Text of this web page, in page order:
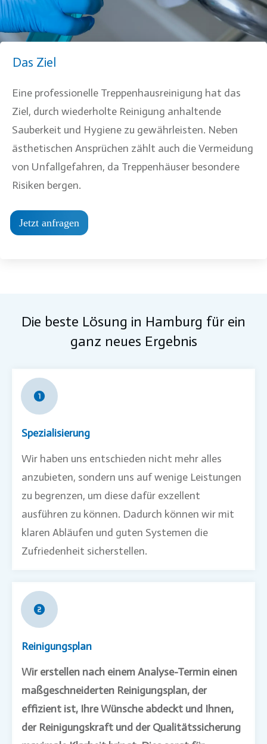
Das Ziel
Eine professionelle Treppenhausreinigung hat das
Ziel, durch wiederholte Reinigung anhaltende
Sauberkeit und Hygiene zu gewährleisten. Neben
ästhetischen Ansprüchen zählt auch die Vermeidung
von Unfallgefahren, da Treppenhäuser besondere
Risiken bergen.
Jetzt anfragen
Die beste Lösung in Hamburg für ein
ganz neues Ergebnis
Spezialisierung
Wir haben uns entschieden nicht mehr alles
anzubieten, sondern uns auf wenige Leistungen
zu begrenzen, um diese dafür exzellent
ausführen zu können. Dadurch können wir mit
klaren Abläufen und guten Systemen die
Zufriedenheit sicherstellen.
Reinigungsplan
Wir erstellen nach einem Analyse-Termin einen
maßgeschneiderten Reinigungsplan, der
effizient ist, Ihre Wünsche abdeckt und Ihnen,
der Reinigungskraft und der Qualitätssicherung